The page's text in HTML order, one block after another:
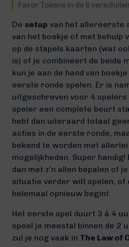
Favor Tokens in de 6
De setup van het allereerste
van het boekje of met behulp
op de stapels kaarten (wat
is) of je combineert de beide
kun je aan de hand van
eerste ronde spelen. Er is
uitgeschreven voor 4
speler een complete beurt
hebt dan uiteraard totaal
acties in de eerste ronde,
bekend te worden met
mogelijkheden. Super handig!
dan met z’n allen bepalen of
situatie verder wilt spelen, of
helemaal opnieuw begint.
Het eerste spel duurt 3 á 4
speel je meestal binnen de 2
zul je nog vaak in The Law of